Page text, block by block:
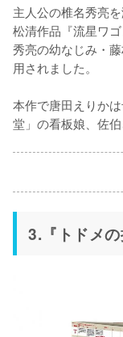
主人公の椎名秀亮
松清作品『流星ワ
秀亮の幼なじみ・
用されました。
本作で唐田えりか
堂」の看板娘、佐伯
3.『トドメの